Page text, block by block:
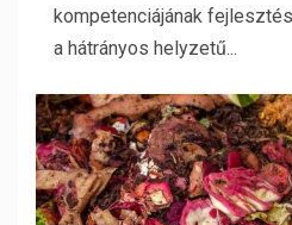
kompetenciájának
a hátrányos helyzetű...